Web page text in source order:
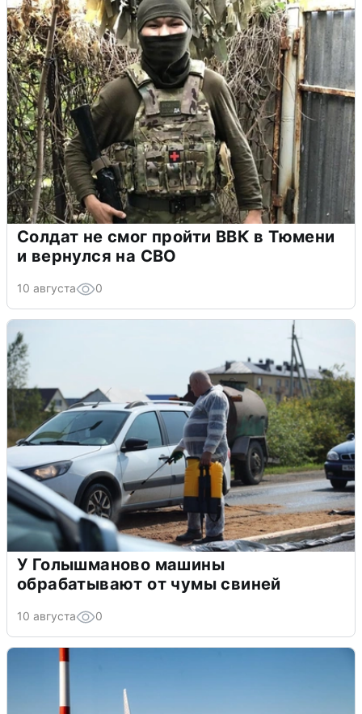
Солдат не смог пройти ВВК в Тюмени
и вернулся на СВО
10 августа 0
У Голышманово машины
обрабатывают от чумы свиней
10 августа 0